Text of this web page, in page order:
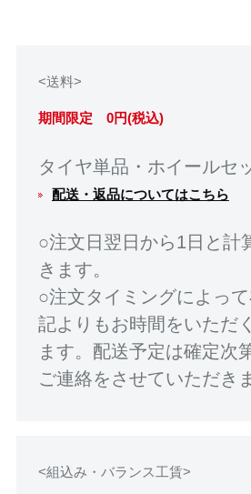
<送料>
期間限定 0円(税込)
タイヤ単品・ホイールセ
配送・返品についてはこちら
○注文日翌日から1日と計
きます。
○注文タイミングによっ
記よりもお時間をいただ
ます。配送予定は確定次
ご連絡をさせていただき
<組込み・バランス工賃>